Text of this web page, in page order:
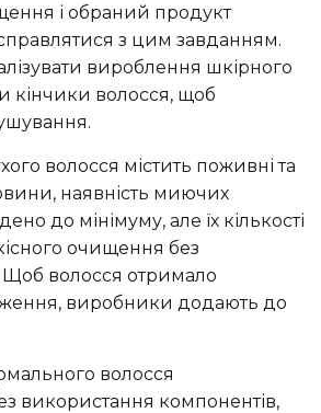
і обраний продукт
з цим завданням.
вироблення шкірного
кінчики волосся, щоб
волосся містить поживні та
наявність миючих
до мінімуму, але їх кількості
очищення без
волосся отримало
виробники додають до
волосся
використання компонентів,